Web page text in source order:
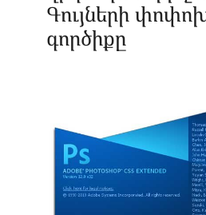
Գույների
գործիքը